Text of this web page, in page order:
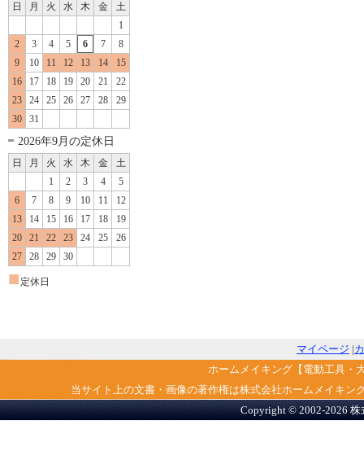
日 月 火 水 木 金
土
1
2
3 4 5 6 7
8
9
10 11 12 13 14
15
16
17 18 19 20 21
22
23
24 25 26 27 28
29
30
31
2026年9月の定休日
日 月 火 水 木 金
土
1
2 3 4
5
6
7 8 9 10 11
12
13
14 15 16 17 18
19
20
21 22 23 24 25
26
27
28 29 30
■ 定休日
マイページ |
ホームメイキング【電動工具・
当サイト上の文書・画像の著作権は株式会社ホームメイキ
Copyright © 2002-2026